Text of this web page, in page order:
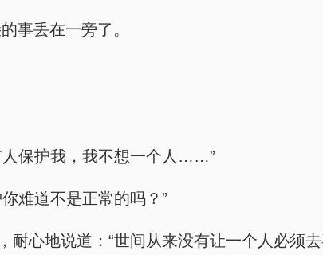
事丢在一旁了。
人保护我，我不想一个人……”
难道不是正常的吗？”
心地说道：“世间从来没有让一个人必须